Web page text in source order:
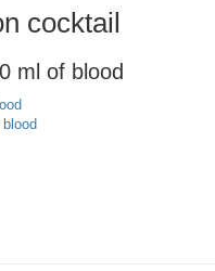
cocktail
ml of blood